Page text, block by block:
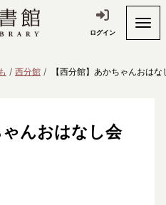
ログイン
西分館 【西分館】あかちゃんおはな
ゃんおはなし会